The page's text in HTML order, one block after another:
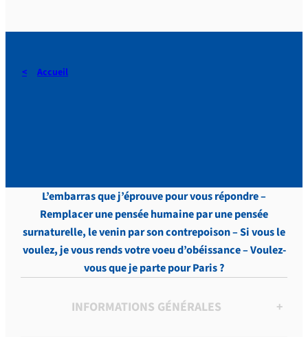
Accueil
L’embarras que j’éprouve pour vous répondre –
Remplacer une pensée humaine par une pensée
surnaturelle, le venin par son contrepoison – Si vous le
voulez, je vous rends votre voeu d’obéissance – Voulez-
vous que je parte pour Paris ?
INFORMATIONS GÉNÉRALES +